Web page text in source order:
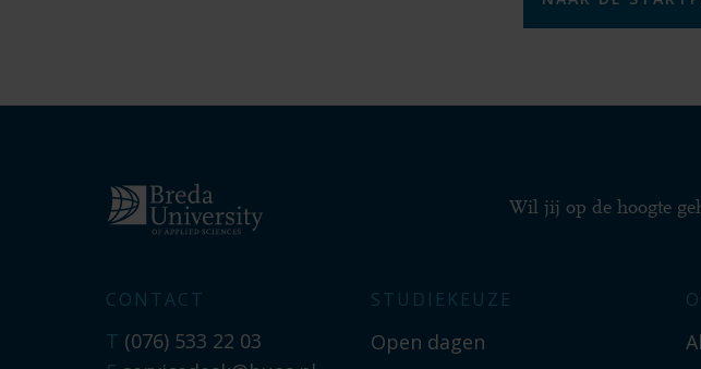
Wil jij op de hoogte
CONTACT
T (076) 533 22 03
STUDIEKEUZE
Open dagen